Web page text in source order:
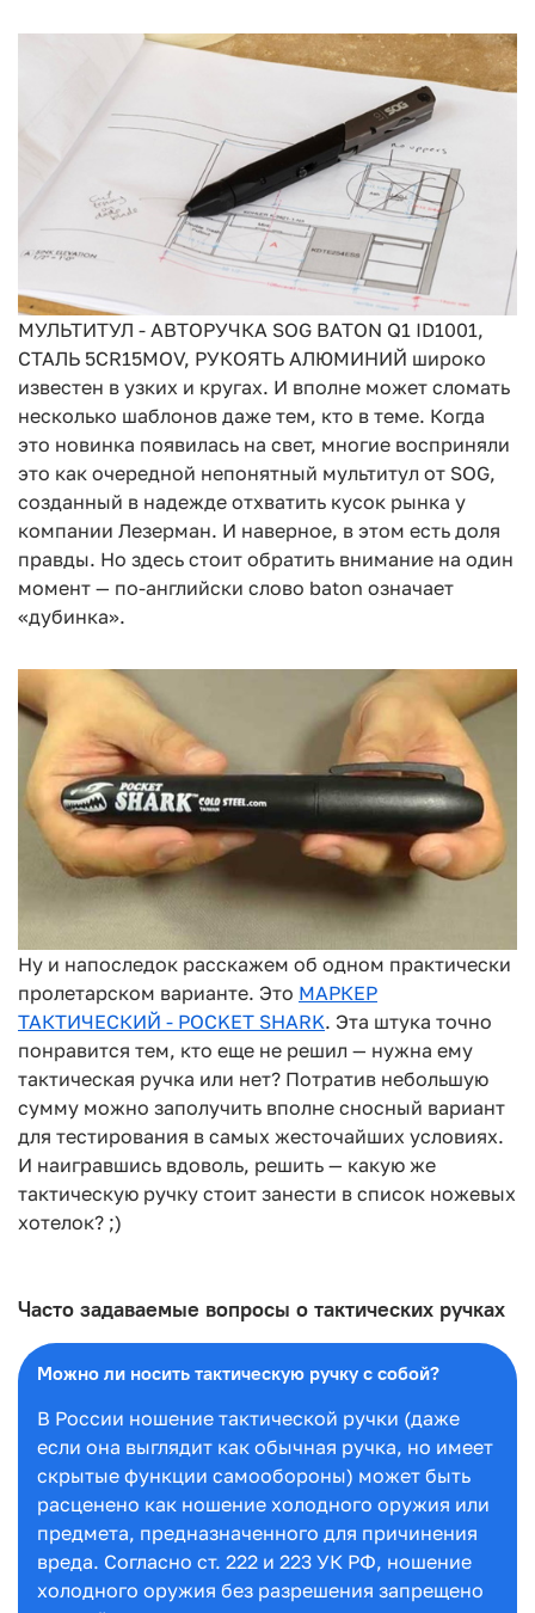
МУЛЬТИТУЛ - АВТОРУЧКА SOG BATON Q1 ID1001,
СТАЛЬ 5CR15MOV, РУКОЯТЬ АЛЮМИНИЙ широко
известен в узких и кругах. И вполне может сломать
несколько шаблонов даже тем, кто в теме. Когда
это новинка появилась на свет, многие восприняли
это как очередной непонятный мультитул от SOG,
созданный в надежде отхватить кусок рынка у
компании Лезерман. И наверное, в этом есть доля
правды. Но здесь стоит обратить внимание на один
момент — по-английски слово baton означает
«дубинка».
Ну и напоследок расскажем об одном практически
пролетарском варианте. Это МАРКЕР
ТАКТИЧЕСКИЙ - POCKET SHARK. Эта штука точно
понравится тем, кто еще не решил — нужна ему
тактическая ручка или нет? Потратив небольшую
сумму можно заполучить вполне сносный вариант
для тестирования в самых жесточайших условиях.
И наигравшись вдоволь, решить — какую же
тактическую ручку стоит занести в список ножевых
хотелок? ;)
Часто задаваемые вопросы о тактических ручках
Можно ли носить тактическую ручку с собой?
В России ношение тактической ручки (даже
если она выглядит как обычная ручка, но имеет
скрытые функции самообороны) может быть
расценено как ношение холодного оружия или
предмета, предназначенного для причинения
вреда. Согласно ст. 222 и 223 УК РФ, ношение
холодного оружия без разрешения запрещено